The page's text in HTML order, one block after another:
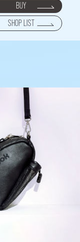
BUY
SHOP LIST